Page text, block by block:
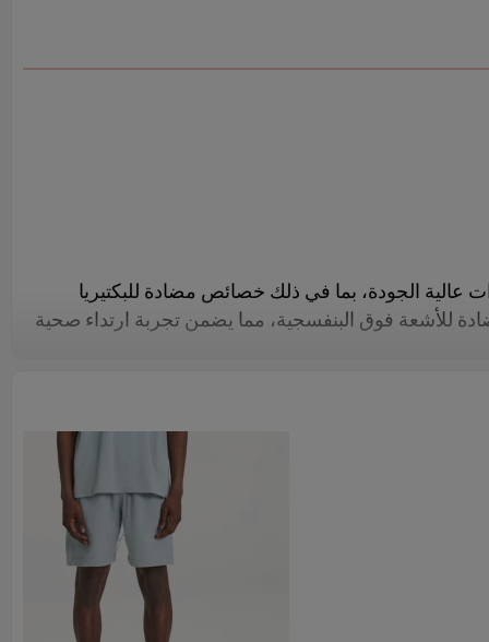
عالية الجودة، بما في ذلك خصائص مضادة للبكتيريا
للأشعة فوق البنفسجية، مما يضمن تجربة ارتداء صحية
بالراحة والاسترخاء، ومناسب لمختلف أشكال الجسم.
قصيرًا، مما يوفر مظهرًا متكاملاً ومنسقًا.